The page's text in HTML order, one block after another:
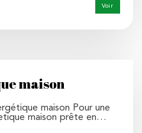
Voir
maison
maison Pour une
maison prête en…